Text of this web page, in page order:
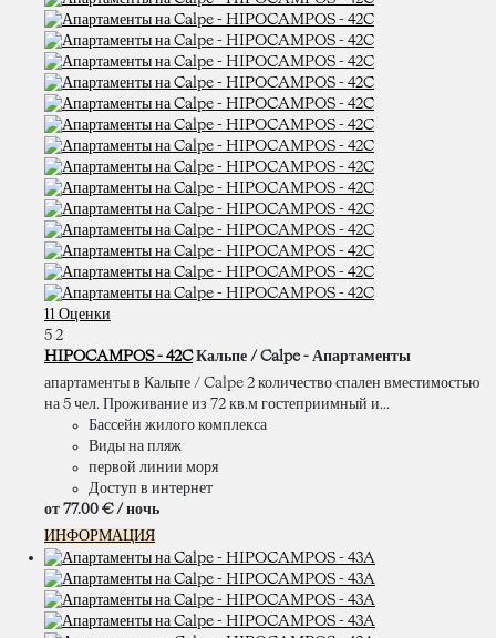
11 Оценки
5 2
HIPOCAMPOS - 42C Кальпе / Calpe - Апартаменты
апартаменты в Кальпе / Calpe 2 количество спален вместимостью
на 5 чел. Проживание из 72 кв.м гостеприимный и...
Бассейн жилого комплекса
Виды на пляж
первой линии моря
Доступ в интернет
от 77.00 € / ночь
ИНФОРМАЦИЯ